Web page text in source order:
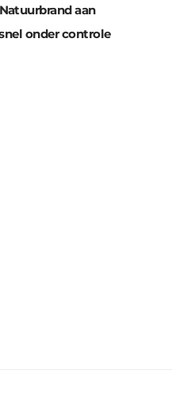
Natuurbrand aan
onder controle